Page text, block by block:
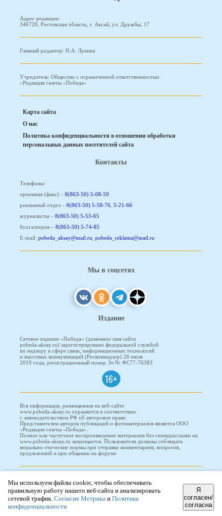
Адрес редакции:
346720, Ростовская область, г. Аксай, ул. Дружбы, 17
Главный редактор: Н.А. Лукина
Учредитель: Общество с ограниченной ответственностью
«Редакция газеты «Победа»
Карта сайта
О нас
Политика конфиденциальности в отношении обработки
персональных данных посетителей сайта
Контакты
Телефоны:
приемная (факс) – 8(863-50) 5-08-50
рекламный отдел – 8(863-50) 5-58-76 5-21-66
журналисты – 8(863-50) 5-53-65
бухгалтерия – 8(863-50) 5-74-85
E-mail: pobeda_aksay@mail.ru pobeda_reklama@mail.ru
Мы в соцсетях
Издание
Сетевое издание «Победа» (доменное имя сайта
pobeda-aksay.ru) зарегистрировано федеральной службой
по надзору в сфере связи, информационных технологий
и массовых коммуникаций (Роскомнадзор) 26 июля
2019 года, регистрационный номер Эл № ФС77-76383
16+
Вся информация, размещенная на веб-сайте
www.pobeda-aksay.ru охраняется в соответствии
с законодательством РФ об авторском праве.
Представителем авторов публикаций и фотоматериалов является ООО
«Редакция газеты «Победа».
Полное или частичное воспроизведение материалов без гиперрассылки на
www.pobeda-aksay.ru запрещается. Пользователи должны соблюдать
морально-этические нормы при отправке комментариев, вопросов,
предложений и при общении на форуме
ООО "Проводник"
Мы используем файлы cookie, чтобы обеспечивать
правильную работу нашего веб-сайта и анализировать
сетевой трафик. Согласие Метрика и Политика
конфиденциальности
Я
согласен/
согласна